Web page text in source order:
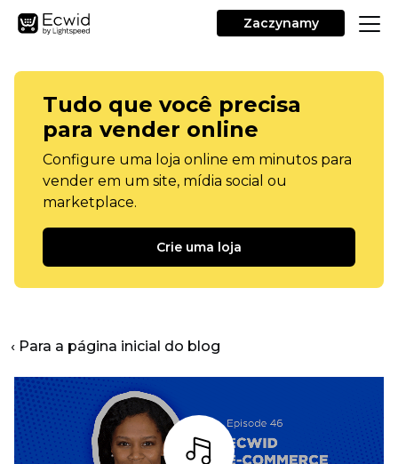
Zaczynamy
Tudo que você precisa
para vender online
Configure uma loja online em minutos para
vender em um site, mídia social ou
marketplace.
Crie uma loja
‹ Para a página inicial do blog